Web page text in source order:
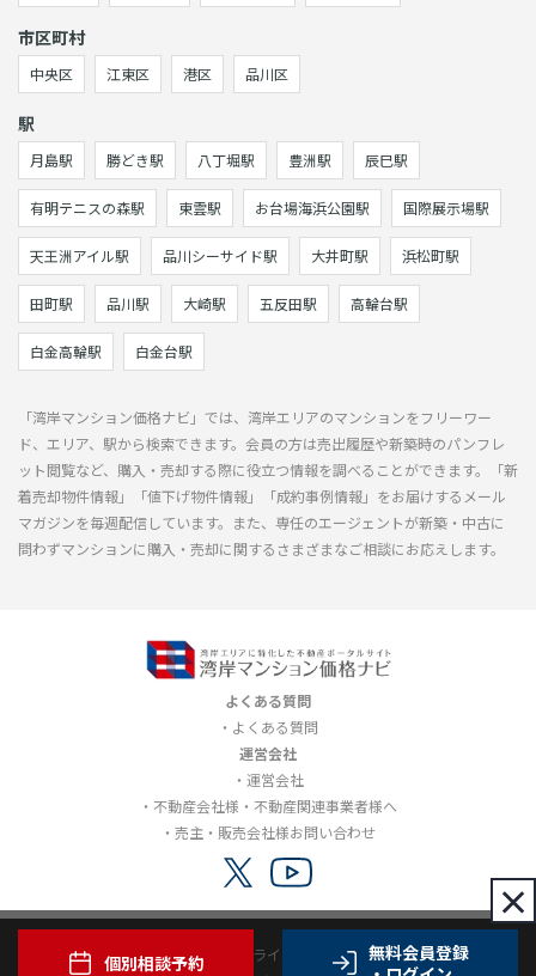
個別相談予約
無料会員登録
×
市区町村
中央区 江東区 港区 品川区
駅
月島駅 勝どき駅 八丁堀駅 豊洲駅 辰巳駅
有明テニスの森駅 東雲駅 お台場海浜公園駅 国際展示場駅
天王洲アイル駅 品川シーサイド駅 大井町駅 浜松町駅
田町駅 品川駅 大崎駅 五反田駅 高輪台駅
白金高輪駅 白金台駅
「湾岸マンション価格ナビ」では、湾岸エリアのマンションをフリーワー
ド、エリア、駅から検索できます。会員の方は売出履歴や新築時のパンフレ
ット閲覧など、購入・売却する際に役立つ情報を調べることができます。「新
着売却物件情報」「値下げ物件情報」「成約事例情報」をお届けするメール
マガジンを毎週配信しています。また、専任のエージェントが新築・中古に
問わずマンションに購入・売却に関するさまざまなご相談にお応えします。
よくある質問
よくある質問
運営会社
運営会社
不動産会社様・不動産関連事業者様へ
売主・販売会社様お問い合わせ
利用規約 プライバシーポリシー